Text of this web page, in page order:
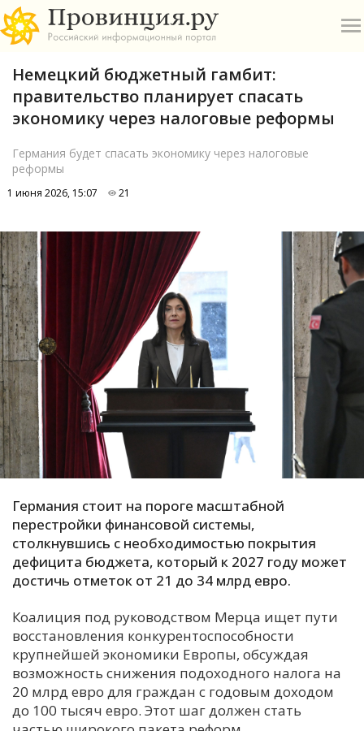
Б
В
Е
И
К
М
Н
У
Ч
Я
Немецкий бюджетный гамбит:
правительство планирует спасать
экономику через налоговые реформы
Германия будет спасать экономику через налоговые
реформы
1 июня 2026, 15:07 21
Германия стоит на пороге масштабной
перестройки финансовой системы,
столкнувшись с необходимостью покрытия
дефицита бюджета, который к 2027 году может
достичь отметок от 21 до 34 млрд евро.
Коалиция под руководством Мерца ищет пути
восстановления конкурентоспособности
крупнейшей экономики Европы, обсуждая
возможность снижения подоходного налога на
20 млрд евро для граждан с годовым доходом
до 100 тысяч евро. Этот шаг должен стать